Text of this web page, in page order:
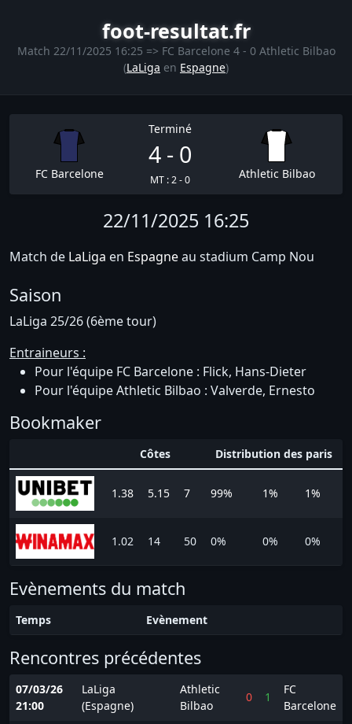
foot-resultat.fr
Match 22/11/2025 16:25 => FC Barcelone 4 - 0 Athletic Bilbao
(LaLiga en Espagne)
FC Barcelone
Terminé
4 - 0
MT : 2 - 0 Athletic Bilbao
22/11/2025 16:25
Match de LaLiga en Espagneau stadium Camp Nou
Saison
LaLiga 25/26 (6ème tour)
Entraineurs :
Pour l'équipe FC Barcelone : Flick, Hans-Dieter
Pour l'équipe Athletic Bilbao : Valverde, Ernesto
Bookmaker
Côtes Distribution des paris
1.38 5.15 7 99% 1% 1%
1.02 14 50 0% 0% 0%
Evènements du match
Temps Evènement
Rencontres précédentes
07/03/26
21:00
LaLiga
(Espagne)
Athletic
Bilbao
0 1
FC
Barcelone